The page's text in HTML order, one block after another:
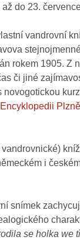
do 23.
vandrovní
rokem 1905. Z
či jiné
Encyklopedii Plzně
i
snímek
se holka we